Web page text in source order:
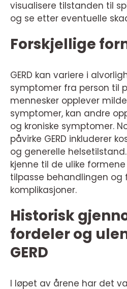
visualisere tilstanden til
og se etter eventuelle
Forskjellige
GERD kan variere i
symptomer fra person til
mennesker opplever
symptomer, kan andre
og kroniske symptomer.
påvirke GERD inkluderer
og generelle
kjenne til de ulike formene
tilpasse behandlingen og
komplikasjoner.
Historisk
fordeler og
GERD
I løpet av årene har det